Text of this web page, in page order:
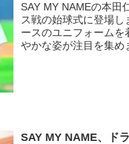
SAY MY NAMEの本田
ス戦の始球式に登場
ースのユニフォーム
やかな姿が注目を集め
SAY MY NAME、ド